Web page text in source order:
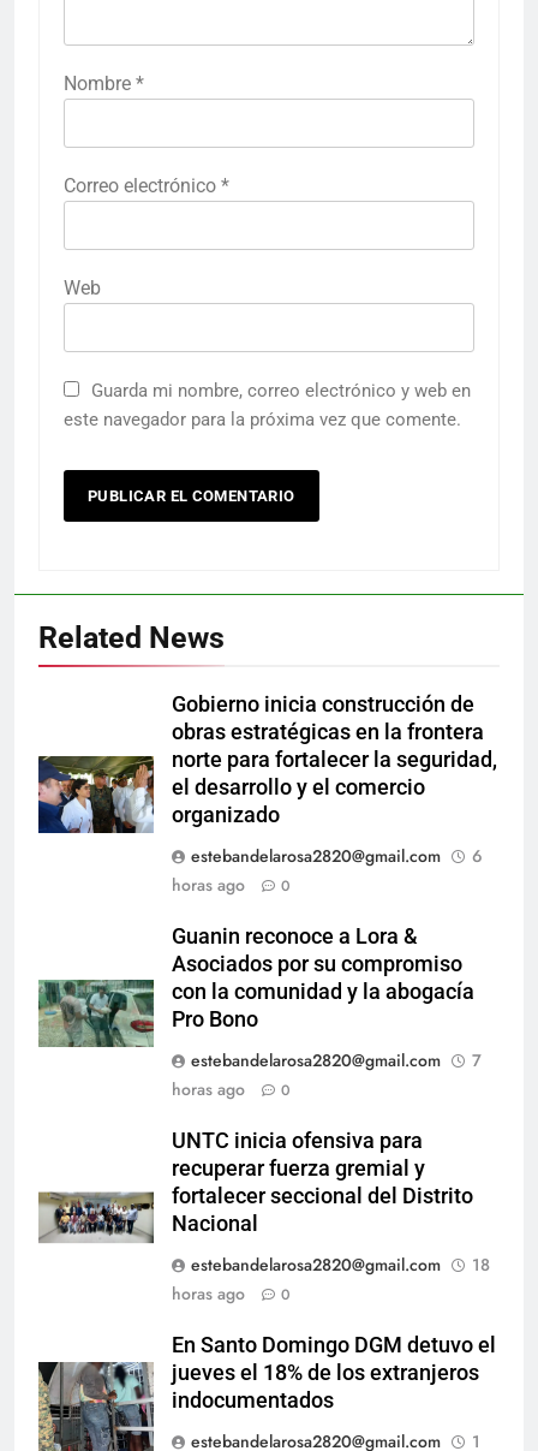
Nombre *
Correo electrónico *
Web
Guarda mi nombre, correo electrónico y web en
este navegador para la próxima vez que comente.
Related News
Gobierno inicia construcción de
obras estratégicas en la frontera
norte para fortalecer la seguridad,
el desarrollo y el comercio
organizado
estebandelarosa2820@gmail.com
6
horas ago
0
Guanin reconoce a Lora &
Asociados por su compromiso
con la comunidad y la abogacía
Pro Bono
estebandelarosa2820@gmail.com
7
horas ago
0
UNTC inicia ofensiva para
recuperar fuerza gremial y
fortalecer seccional del Distrito
Nacional
estebandelarosa2820@gmail.com
18
horas ago
0
En Santo Domingo DGM detuvo el
jueves el 18% de los extranjeros
indocumentados
estebandelarosa2820@gmail.com
1